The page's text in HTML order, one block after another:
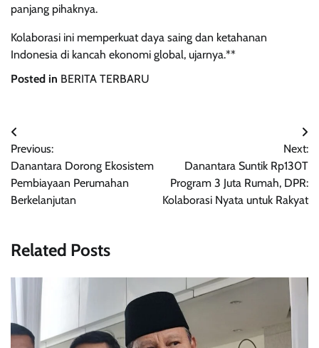
panjang pihaknya.
Kolaborasi ini memperkuat daya saing dan ketahanan
Indonesia di kancah ekonomi global, ujarnya.**
Posted in BERITA TERBARU
Navigasi
pos
Previous:
Danantara Dorong Ekosistem
Pembiayaan Perumahan
Berkelanjutan
Next:
Danantara Suntik Rp130T
Program 3 Juta Rumah, DPR:
Kolaborasi Nyata untuk Rakyat
Related Posts